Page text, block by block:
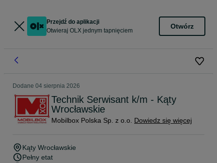
Przejdź do aplikacji
Otwieraj OLX jednym tapnięciem
Otwórz
Dodane 04 sierpnia 2026
Technik Serwisant k/m - Kąty
Wrocławskie
Mobilbox Polska Sp. z o.o. Dowiedz się więcej
Kąty Wrocławskie
Pełny etat